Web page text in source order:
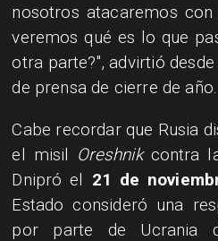
nosotros atacaremos
veremos qué es lo que
otra parte?", advirtió
de prensa de cierre de año.
Cabe recordar que Rusia
el misil Oreshnikcontra
Dnipró el 21 de
Estado consideró una
por parte de Ucrania